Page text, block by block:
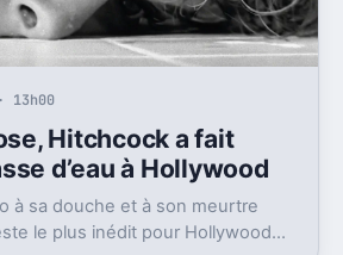
13h00
Hitchcock a fait
d’eau à Hollywood
à sa douche et à son meurtre
le plus inédit pour Hollywood